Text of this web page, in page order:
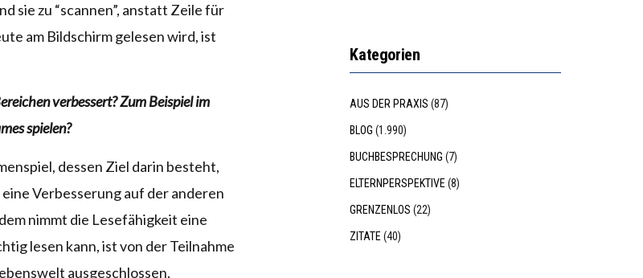
sie zu “scannen”, anstatt Zeile für
am Bildschirm gelesen wird, ist
verbessert? Zum Beispiel im
spielen?
dessen Ziel darin besteht,
Verbesserung auf der anderen
nimmt die Lesefähigkeit eine
lesen kann, ist von der Teilnahme
ausgeschlossen.
Kategorien
AUS DER PRAXIS (87)
BLOG (1.990)
BUCHBESPRECHUNG (7)
ELTERNPERSPEKTIVE(8)
GRENZENLOS (22)
ZITATE(40)